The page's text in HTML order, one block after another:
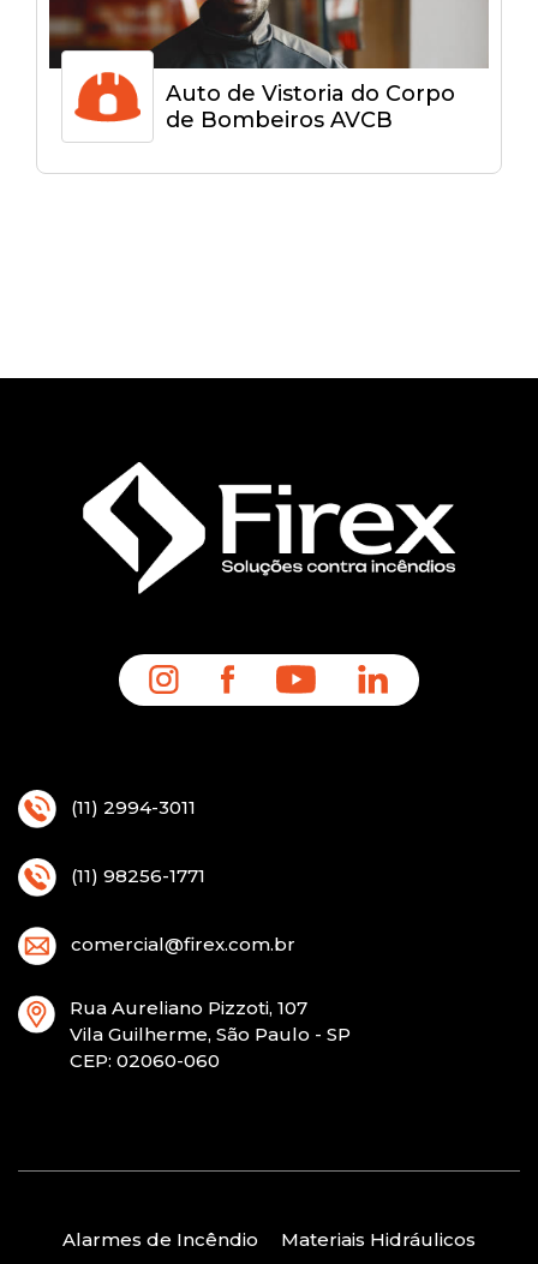
Auto de Vistoria do Corpo
de Bombeiros AVCB
Alarmes de Incêndio Materiais Hidráulicos
(11) 2994-3011
(11) 98256-1771
comercial@firex.com.br
Rua Aureliano Pizzoti, 107
Vila Guilherme, São Paulo - SP
CEP: 02060-060